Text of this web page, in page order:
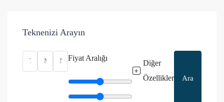
Teknenizi Arayın
Fiyat Aralığı
Diğer
Özellikler
Ara